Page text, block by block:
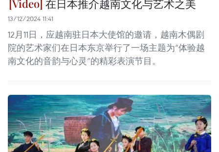
在日本推介越南文化与艺术之美
13/12/2024 11:41
12月11日，应越南驻日本大使馆的邀请，越南木偶剧
院的艺术家们在日本东京举行了一场主题为“体验越
南文化的音韵与心灵”的精彩表演节目。